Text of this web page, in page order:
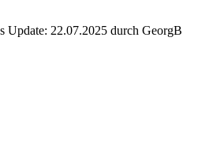
Update: 22.07.2025 durch GeorgB